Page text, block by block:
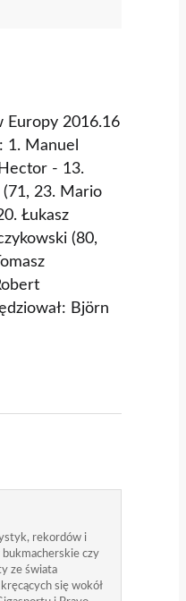
Europy 2016.16
: 1. Manuel
- 13.
23. Mario
Łukasz
(80,
Björn
rekordów i
czy
ze świata
się wokół